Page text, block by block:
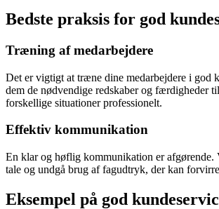
Bedste praksis for god
Træning af medarbejdere
Det er vigtigt at træne dine medarbejdere i god
dem de nødvendige redskaber og færdigheder
forskellige situationer professionelt.
Effektiv kommunikation
En klar og høflig kommunikation er
tale og undgå brug af fagudtryk, der kan
Eksempel på god